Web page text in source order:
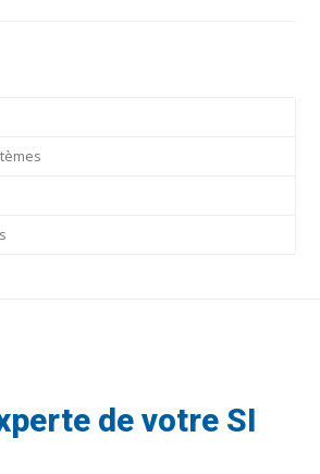
de votre SI